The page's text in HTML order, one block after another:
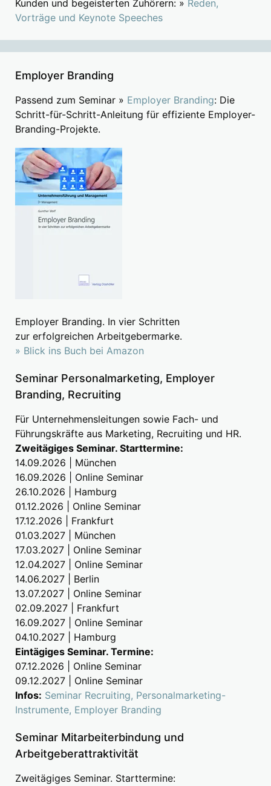
Kunden und begeisterten Zuhörern: » Reden,
Vorträge und Keynote Speeches
Employer Branding
Passend zum Seminar » Employer Branding: Die
Schritt-für-Schritt-Anleitung für effiziente Employer-
Branding-Projekte.
Employer Branding. In vier Schritten
zur erfolgreichen Arbeitgebermarke.
» Blick ins Buch bei Amazon
Seminar Personalmarketing, Employer
Branding, Recruiting
Für Unternehmensleitungen sowie Fach- und
Führungskräfte aus Marketing, Recruiting und HR.
Zweitägiges Seminar. Starttermine:
14.09.2026 | München
16.09.2026 | Online Seminar
26.10.2026 | Hamburg
01.12.2026 | Online Seminar
17.12.2026 | Frankfurt
01.03.2027 | München
17.03.2027 | Online Seminar
12.04.2027 | Online Seminar
14.06.2027 | Berlin
13.07.2027 | Online Seminar
02.09.2027 | Frankfurt
16.09.2027 | Online Seminar
04.10.2027 | Hamburg
Eintägiges Seminar. Termine:
07.12.2026 | Online Seminar
09.12.2027 | Online Seminar
Infos: Seminar Recruiting, Personalmarketing-
Instrumente, Employer Branding
Seminar Mitarbeiterbindung und
Arbeitgeberattraktivität
Zweitägiges Seminar. Starttermine: